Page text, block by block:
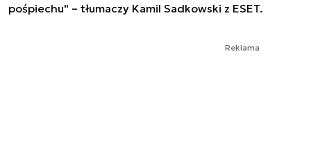
pośpiechu" – tłumaczy Kamil Sadkowski z ESET.
Reklama